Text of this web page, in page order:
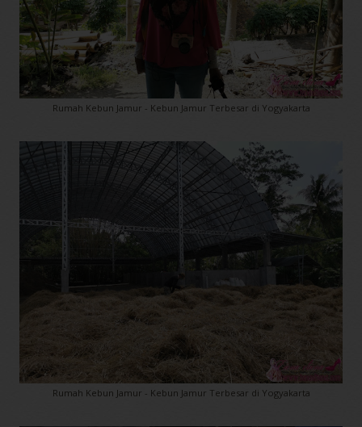
Rumah Kebun Jamur - Kebun Jamur Terbesar di Yogyakarta
Rumah Kebun Jamur - Kebun Jamur Terbesar di Yogyakarta